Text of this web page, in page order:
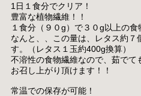
1日１食分でクリア！
豊富な植物繊維！！
１食分（９０g）で３０g以上の食
なんと、、この量は、レタス約７
す。（レタス１玉約400g換算）
不溶性の食物繊維なので、茹でて
お召し上がり頂けます！！
常温での保存が可能！